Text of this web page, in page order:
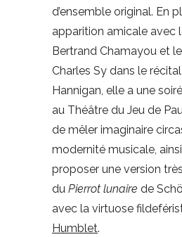
d’ensemble original. En
apparition amicale avec
Bertrand Chamayou et
Charles Sy dans le
Hannigan, elle a une
au Théâtre du Jeu de
de mêler imaginaire
modernité musicale,
proposer une version
du Pierrot lunaire de
avec la virtuose
Humblet.